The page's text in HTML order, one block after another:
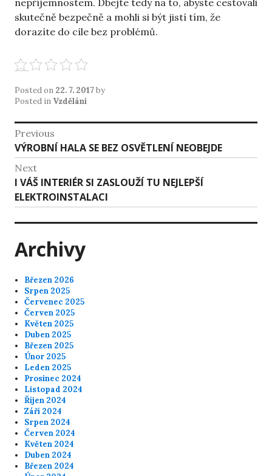
nepříjemnostem. Dbejte tedy na to, abyste cestovali
skutečně bezpečně a mohli si být jistí tím, že
dorazíte do cíle bez problémů.
Posted on 22. 7. 2017by
Posted in Vzdělání
Navigace
pro
příspěvek
Previous
Previous
post:
VÝROBNÍ HALA SE BEZ OSVĚTLENÍ NEOBEJDE
Next
Next
post:
I VÁŠ INTERIÉR SI ZASLOUŽÍ TU NEJLEPŠÍ
ELEKTROINSTALACI
Archivy
Březen 2026
Srpen 2025
Červenec 2025
Červen 2025
Květen 2025
Duben 2025
Březen 2025
Únor 2025
Leden 2025
Prosinec 2024
Listopad 2024
Říjen 2024
Září 2024
Srpen 2024
Červen 2024
Květen 2024
Duben 2024
Březen 2024